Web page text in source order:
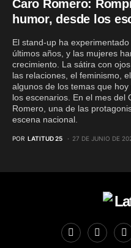
Caro Romero:
humor, desde los
El stand-up ha
últimos años, y las mujeres
crecimiento. La sátira con
las relaciones, el feminismo,
algunos de los temas que
los escenarios. En el mes del
Romero, una de las
escena nacional.
POR LATITUD 25 27 DE JUNIO DE